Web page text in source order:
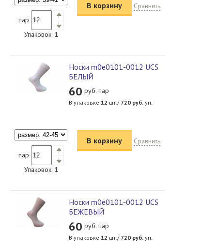
пар
Упаковок: 1
В корзину Сравнить
Носки m0e0101-0012 UCS
БЕЛЫЙ
60 руб. пар
В упаковке 12 шт./ 720 руб. уп.
пар
Упаковок: 1
В корзину Сравнить
Носки m0e0101-0012 UCS
БЕЖЕВЫЙ
60 руб. пар
В упаковке 12 шт./ 720 руб. уп.